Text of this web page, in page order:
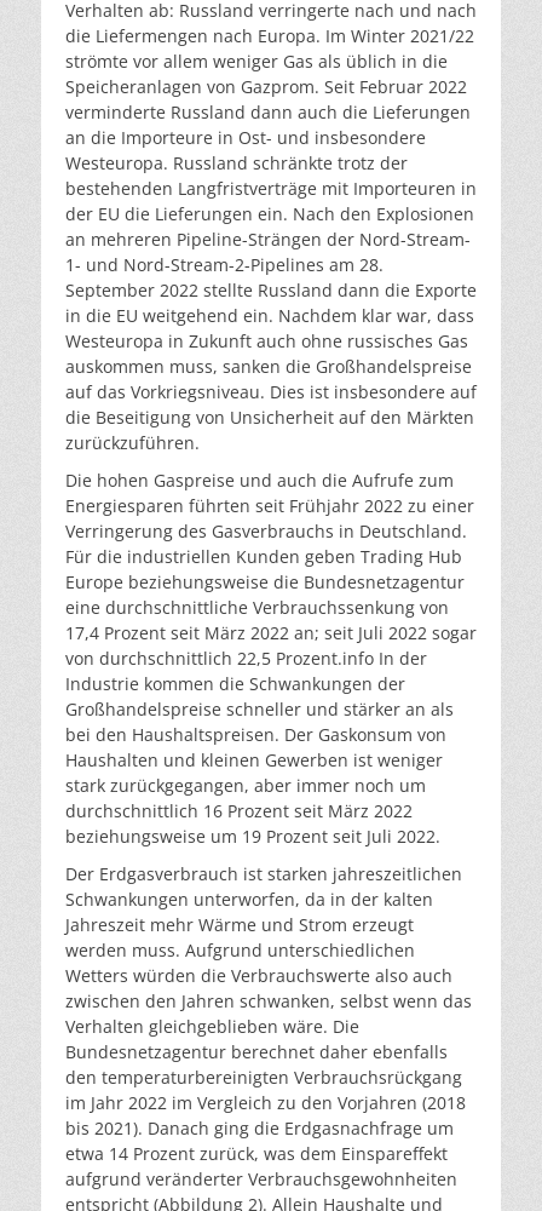
Verhalten ab: Russland verringerte nach und nach
die Liefermengen nach Europa. Im Winter 2021/22
strömte vor allem weniger Gas als üblich in die
Speicheranlagen von Gazprom. Seit Februar 2022
verminderte Russland dann auch die Lieferungen
an die Importeure in Ost- und insbesondere
Westeuropa. Russland schränkte trotz der
bestehenden Langfristverträge mit Importeuren in
der EU die Lieferungen ein. Nach den Explosionen
an mehreren Pipeline-Strängen der Nord-Stream-
1- und Nord-Stream-2-Pipelines am 28.
September 2022 stellte Russland dann die Exporte
in die EU weitgehend ein. Nachdem klar war, dass
Westeuropa in Zukunft auch ohne russisches Gas
auskommen muss, sanken die Großhandelspreise
auf das Vorkriegsniveau. Dies ist insbesondere auf
die Beseitigung von Unsicherheit auf den Märkten
zurückzuführen.
Die hohen Gaspreise und auch die Aufrufe zum
Energiesparen führten seit Frühjahr 2022 zu einer
Verringerung des Gasverbrauchs in Deutschland.
Für die industriellen Kunden geben Trading Hub
Europe beziehungsweise die Bundesnetzagentur
eine durchschnittliche Verbrauchssenkung von
17,4 Prozent seit März 2022 an; seit Juli 2022 sogar
von durchschnittlich 22,5 Prozent.info In der
Industrie kommen die Schwankungen der
Großhandelspreise schneller und stärker an als
bei den Haushaltspreisen. Der Gaskonsum von
Haushalten und kleinen Gewerben ist weniger
stark zurückgegangen, aber immer noch um
durchschnittlich 16 Prozent seit März 2022
beziehungsweise um 19 Prozent seit Juli 2022.
Der Erdgasverbrauch ist starken jahreszeitlichen
Schwankungen unterworfen, da in der kalten
Jahreszeit mehr Wärme und Strom erzeugt
werden muss. Aufgrund unterschiedlichen
Wetters würden die Verbrauchswerte also auch
zwischen den Jahren schwanken, selbst wenn das
Verhalten gleichgeblieben wäre. Die
Bundesnetzagentur berechnet daher ebenfalls
den temperaturbereinigten Verbrauchsrückgang
im Jahr 2022 im Vergleich zu den Vorjahren (2018
bis 2021). Danach ging die Erdgasnachfrage um
etwa 14 Prozent zurück, was dem Einspareffekt
aufgrund veränderter Verbrauchsgewohnheiten
entspricht (Abbildung 2). Allein Haushalte und